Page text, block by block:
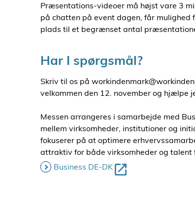
Præsentations-videoer må højst vare 3
på chatten på event dagen, får
plads til et begrænset antal
Har I spørgsmål?
Skriv til os på
velkommen den 12. november og hjælpe
Messen arrangeres i samarbejde med
mellem virksomheder, institutioner og
fokuserer på at optimere
attraktiv for både virksomheder og talent
Business DE-DK